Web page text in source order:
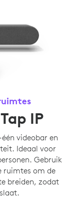
IP
videobar en
Ideaal voor
Gebruik
ruimtes om de
breiden, zodat